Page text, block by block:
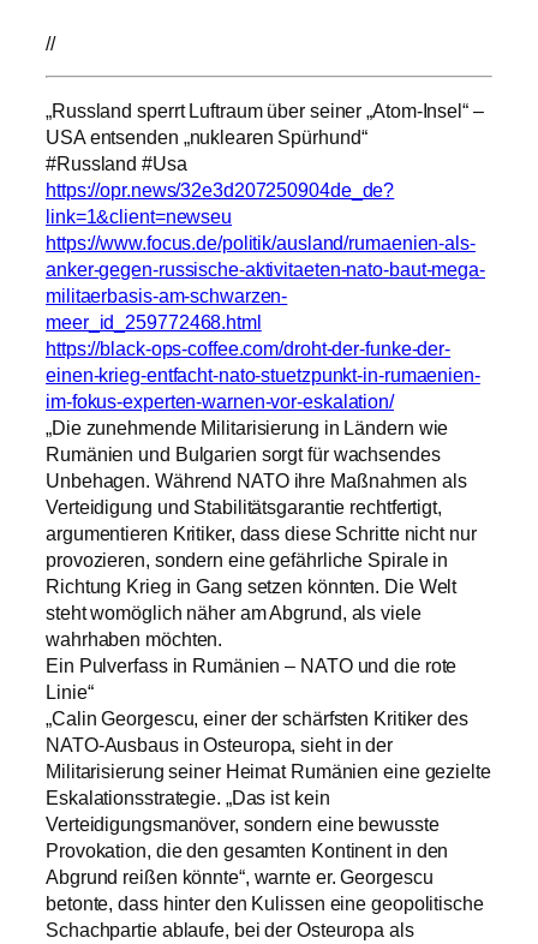
//
„Russland sperrt Luftraum über seiner „Atom-Insel“ –
USA entsenden „nuklearen Spürhund“
#Russland #Usa
https://opr.news/32e3d207250904de_de?
link=1&client=newseu
https://www.focus.de/politik/ausland/rumaenien-als-
anker-gegen-russische-aktivitaeten-nato-baut-mega-
militaerbasis-am-schwarzen-
meer_id_259772468.html
https://black-ops-coffee.com/droht-der-funke-der-
einen-krieg-entfacht-nato-stuetzpunkt-in-rumaenien-
im-fokus-experten-warnen-vor-eskalation/
„Die zunehmende Militarisierung in Ländern wie
Rumänien und Bulgarien sorgt für wachsendes
Unbehagen. Während NATO ihre Maßnahmen als
Verteidigung und Stabilitätsgarantie rechtfertigt,
argumentieren Kritiker, dass diese Schritte nicht nur
provozieren, sondern eine gefährliche Spirale in
Richtung Krieg in Gang setzen könnten. Die Welt
steht womöglich näher am Abgrund, als viele
wahrhaben möchten.
Ein Pulverfass in Rumänien – NATO und die rote
Linie“
„Calin Georgescu, einer der schärfsten Kritiker des
NATO-Ausbaus in Osteuropa, sieht in der
Militarisierung seiner Heimat Rumänien eine gezielte
Eskalationsstrategie. „Das ist kein
Verteidigungsmanöver, sondern eine bewusste
Provokation, die den gesamten Kontinent in den
Abgrund reißen könnte“, warnte er. Georgescu
betonte, dass hinter den Kulissen eine geopolitische
Schachpartie ablaufe, bei der Osteuropa als